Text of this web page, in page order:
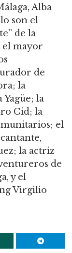
Alba
son el
de la
el mayor
de
la
la
Cid; la
el
la actriz
de
y el
Virgilio